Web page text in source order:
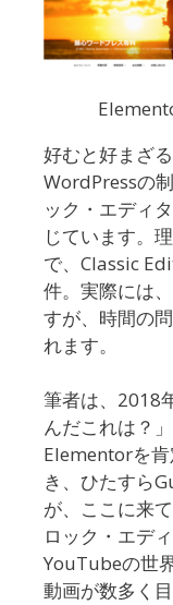
好むと好まざ
WordPressの
ック・エディ
じています。
で、Classic
件。実際には
すが、時間の
れます。
筆者は、2018
んだこれは？
Elementorを
き、ひたすら
が、ここに来
ロック・エデ
YouTubeの世
動画が数多く